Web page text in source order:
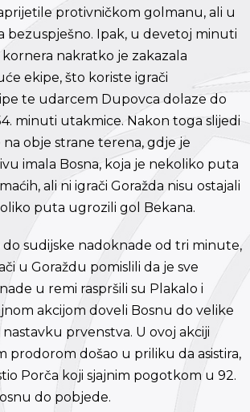
protivničkom golmanu, ali u
bezuspješno. Ipak, u devetoj minuti
nakratko je zakazala
ekipe, što koriste igrači
te udarcem Dupovca dolaze do
minuti utakmice. Nakon toga slijedi
obje strane terena, gdje je
imala Bosna, koja je nekoliko puta
ali ni igrači Goražda nisu ostajali
puta ugrozili gol Bekana.
do sudijske nadoknade od tri minute,
u Goraždu pomislili da je sve
u remi raspršili su Plakalo i
akcijom doveli Bosnu do velike
prvenstva. U ovoj akciji
prodorom došao u priliku da asistira,
Porča koji sjajnim pogotkom u 92.
do pobjede.